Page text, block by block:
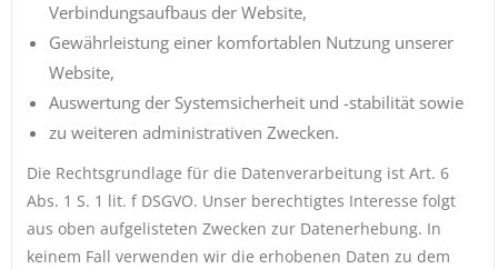
Verbindungsaufbaus der Website,
Gewährleistung einer komfortablen Nutzung unserer
Website,
Auswertung der Systemsicherheit und -stabilität sowie
zu weiteren administrativen Zwecken.
Die Rechtsgrundlage für die Datenverarbeitung ist Art. 6
Abs. 1 S. 1 lit. f DSGVO. Unser berechtigtes Interesse folgt
aus oben aufgelisteten Zwecken zur Datenerhebung. In
keinem Fall verwenden wir die erhobenen Daten zu dem